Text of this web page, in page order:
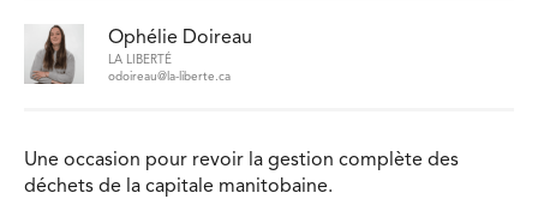
Ophélie Doireau
LA LIBERTÉ
odoireau@la-liberte.ca
Une occasion pour revoir la gestion complète des
déchets de la capitale manitobaine.